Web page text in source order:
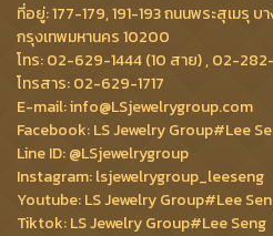
ที่อยู่: 177-179, 191-193 ถนนพระสุเมรุ บ
กรุงเทพมหานคร 10200
โทร: 02-629-1444 (10 สาย) , 02-
โทรสาร: 02-629-1717
E-mail: info@LSjewelrygroup.com
Facebook: LS Jewelry Group#Lee
Line ID: @LSjewelrygroup
Instagram: lsjewelrygroup_leeseng
Youtube: LS Jewelry Group#Lee
Tiktok: LS Jewelry Group#Lee Seng